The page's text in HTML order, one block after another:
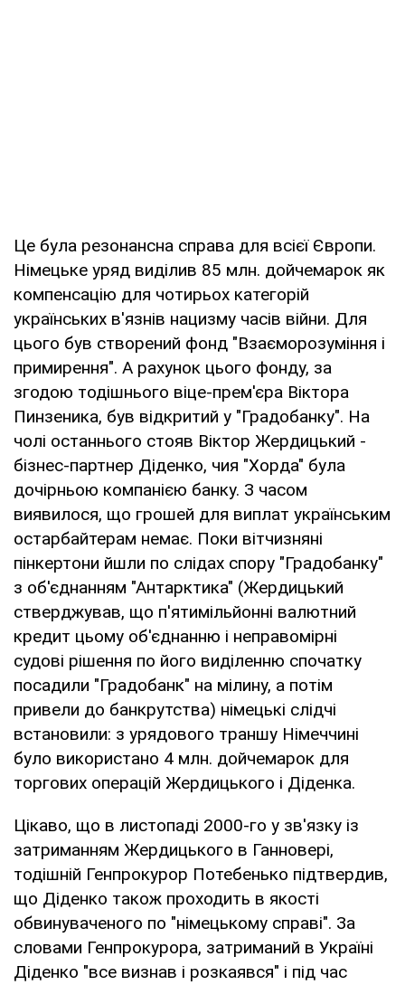
Це була резонансна справа для всієї Європи.
Німецьке уряд виділив 85 млн. дойчемарок як
компенсацію для чотирьох категорій
українських в'язнів нацизму часів війни. Для
цього був створений фонд "Взаєморозуміння і
примирення". А рахунок цього фонду, за
згодою тодішнього віце-прем'єра Віктора
Пинзеника, був відкритий у "Градобанку". На
чолі останнього стояв Віктор Жердицький -
бізнес-партнер Діденко, чия "Хорда" була
дочірньою компанією банку. З часом
виявилося, що грошей для виплат українським
остарбайтерам немає. Поки вітчизняні
пінкертони йшли по слідах спору "Градобанку"
з об'єднанням "Антарктика" (Жердицький
стверджував, що п'ятимільйонні валютний
кредит цьому об'єднанню і неправомірні
судові рішення по його виділенню спочатку
посадили "Градобанк" на мілину, а потім
привели до банкрутства) німецькі слідчі
встановили: з урядового траншу Німеччині
було використано 4 млн. дойчемарок для
торгових операцій Жердицького і Діденка.
Цікаво, що в листопаді 2000-го у зв'язку із
затриманням Жердицького в Ганновері,
тодішній Генпрокурор Потебенько підтвердив,
що Діденко також проходить в якості
обвинуваченого по "німецькому справі". За
словами Генпрокурора, затриманий в Україні
Діденко "все визнав і розкаявся" і під час